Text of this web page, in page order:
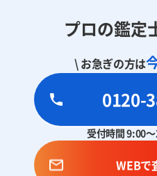
プロの鑑定
\ お急ぎの方は
0120-
受付時間 9:00
WEBで